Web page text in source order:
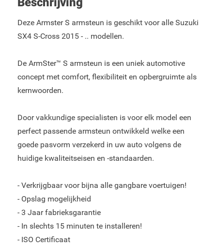
Deze Armster S armsteun is geschikt voor alle Suzuki
SX4 S-Cross 2015 - .. modellen.
De ArmSter™ S armsteun is een uniek automotive
concept met comfort, flexibiliteit en opbergruimte als
kernwoorden.
Door vakkundige specialisten is voor elk model een
perfect passende armsteun ontwikkeld welke een
goede pasvorm verzekerd in uw auto volgens de
huidige kwaliteitseisen en -standaarden.
- Verkrijgbaar voor bijna alle gangbare voertuigen!
- Opslag mogelijkheid
- 3 Jaar fabrieksgarantie
- In slechts 15 minuten te installeren!
- ISO Certificaat